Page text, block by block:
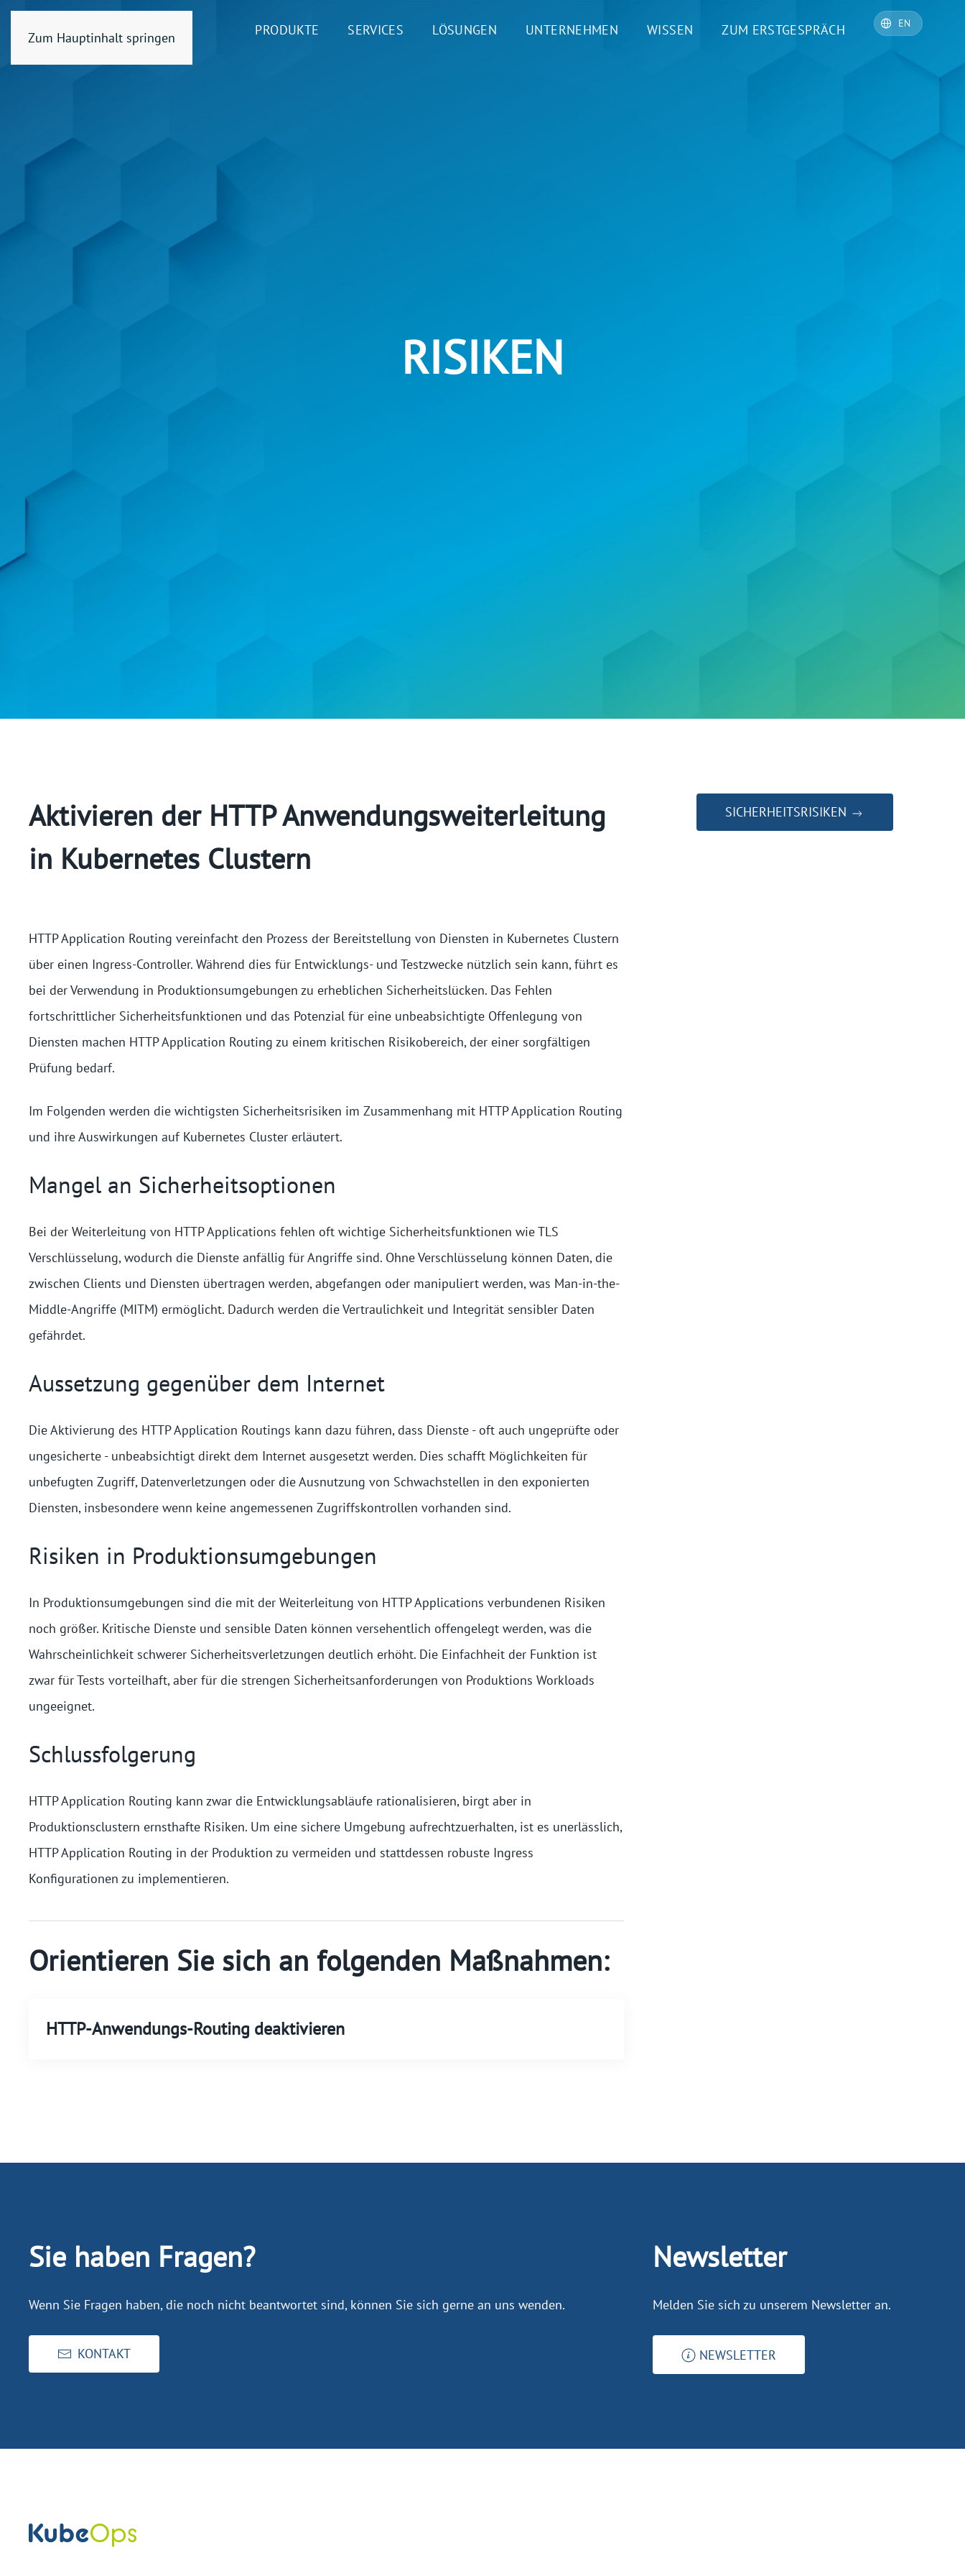
Zum Hauptinhalt springen PRODUKTE SERVICES LÖSUNGEN UNTERNEHMEN WISSEN ZUM ERSTGESPRÄCH
RISIKEN
Aktivieren der HTTP Anwendungsweiterleitung
in Kubernetes Clustern
SICHERHEITSRISIKEN
HTTP Application Routing vereinfacht den Prozess der Bereitstellung von Diensten in Kubernetes Clustern
über einen Ingress-Controller. Während dies für Entwicklungs- und Testzwecke nützlich sein kann, führt es
bei der Verwendung in Produktionsumgebungen zu erheblichen Sicherheitslücken. Das Fehlen
fortschrittlicher Sicherheitsfunktionen und das Potenzial für eine unbeabsichtigte Offenlegung von
Diensten machen HTTP Application Routing zu einem kritischen Risikobereich, der einer sorgfältigen
Prüfung bedarf.
Im Folgenden werden die wichtigsten Sicherheitsrisiken im Zusammenhang mit HTTP Application Routing
und ihre Auswirkungen auf Kubernetes Cluster erläutert.
Mangel an Sicherheitsoptionen
Bei der Weiterleitung von HTTP Applications fehlen oft wichtige Sicherheitsfunktionen wie TLS
Verschlüsselung, wodurch die Dienste anfällig für Angriffe sind. Ohne Verschlüsselung können Daten, die
zwischen Clients und Diensten übertragen werden, abgefangen oder manipuliert werden, was Man-in-the-
Middle-Angriffe (MITM) ermöglicht. Dadurch werden die Vertraulichkeit und Integrität sensibler Daten
gefährdet.
Aussetzung gegenüber dem Internet
Die Aktivierung des HTTP Application Routings kann dazu führen, dass Dienste - oft auch ungeprüfte oder
ungesicherte - unbeabsichtigt direkt dem Internet ausgesetzt werden. Dies schafft Möglichkeiten für
unbefugten Zugriff, Datenverletzungen oder die Ausnutzung von Schwachstellen in den exponierten
Diensten, insbesondere wenn keine angemessenen Zugriffskontrollen vorhanden sind.
Risiken in Produktionsumgebungen
In Produktionsumgebungen sind die mit der Weiterleitung von HTTP Applications verbundenen Risiken
noch größer. Kritische Dienste und sensible Daten können versehentlich offengelegt werden, was die
Wahrscheinlichkeit schwerer Sicherheitsverletzungen deutlich erhöht. Die Einfachheit der Funktion ist
zwar für Tests vorteilhaft, aber für die strengen Sicherheitsanforderungen von Produktions Workloads
ungeeignet.
Schlussfolgerung
HTTP Application Routing kann zwar die Entwicklungsabläufe rationalisieren, birgt aber in
Produktionsclustern ernsthafte Risiken. Um eine sichere Umgebung aufrechtzuerhalten, ist es unerlässlich,
HTTP Application Routing in der Produktion zu vermeiden und stattdessen robuste Ingress
Konfigurationen zu implementieren.
Orientieren Sie sich an folgenden Maßnahmen:
HTTP-Anwendungs-Routing deaktivieren
Sie haben Fragen?
Wenn Sie Fragen haben, die noch nicht beantwortet sind, können Sie sich gerne an uns wenden.
KONTAKT
Newsletter
Melden Sie sich zu unserem Newsletter an.
NEWSLETTER